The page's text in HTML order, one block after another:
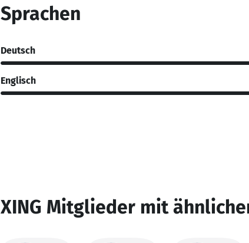
Sprachen
Deutsch
Englisch
XING Mitglieder mit